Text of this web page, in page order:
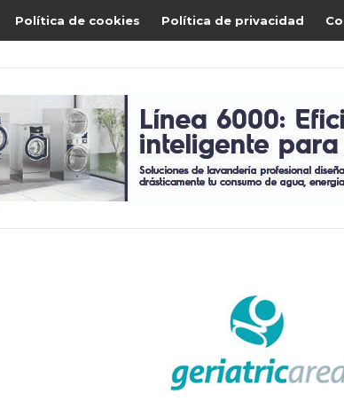
Política de cookies Política de privacidad